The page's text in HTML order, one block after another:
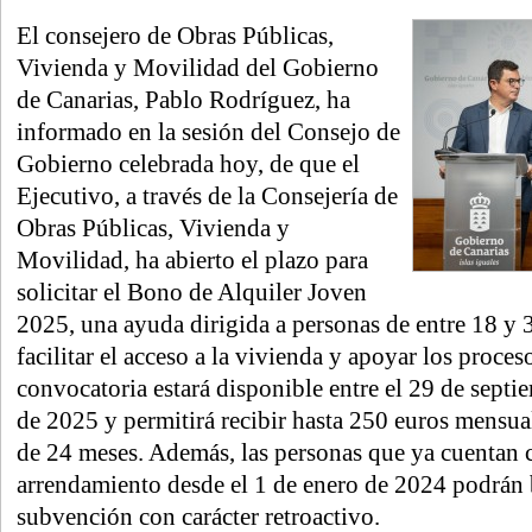
El consejero de Obras Públicas,
Vivienda y Movilidad del Gobierno
de Canarias, Pablo Rodríguez, ha
informado en la sesión del Consejo de
Gobierno celebrada hoy, de que el
Ejecutivo, a través de la Consejería de
Obras Públicas, Vivienda y
Movilidad, ha abierto el plazo para
solicitar el Bono de Alquiler Joven
2025, una ayuda dirigida a personas de entre 18 y
facilitar el acceso a la vivienda y apoyar los
convocatoria estará disponible entre el 29 de
de 2025 y permitirá recibir hasta 250 euros
de 24 meses. Además, las personas que ya
arrendamiento desde el 1 de enero de 2024 podrán
subvención con carácter retroactivo.